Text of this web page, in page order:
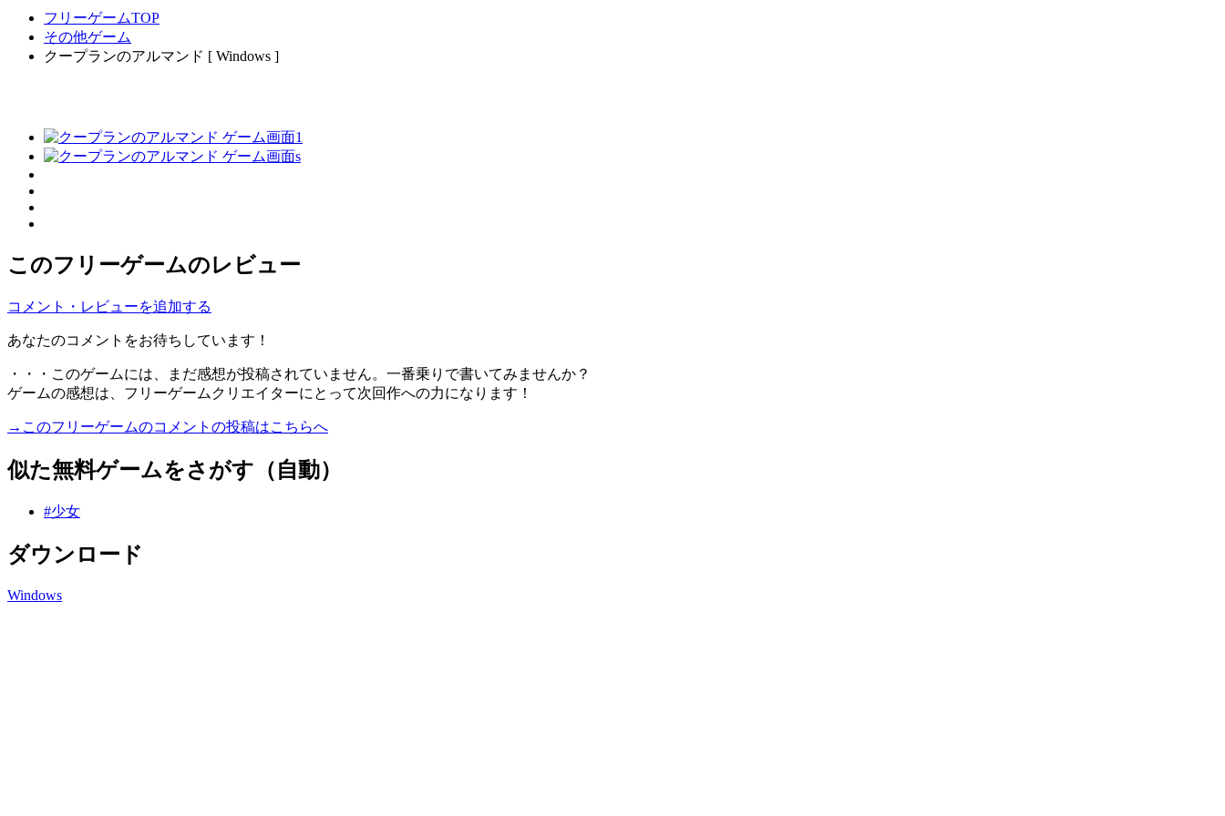
フリーゲームTOP
その他ゲーム
クープランのアルマンド [ Windows ]
このフリーゲームのレビュー
コメント・レビューを追加する
あなたのコメントをお待ちしています！
・・・このゲームには、まだ感想が投稿されていません。一番乗りで書いてみませんか？
ゲームの感想は、フリーゲームクリエイターにとって次回作への力になります！
→このフリーゲームのコメントの投稿はこちらへ
似た無料ゲームをさがす（自動）
#少女
ダウンロード
Windows